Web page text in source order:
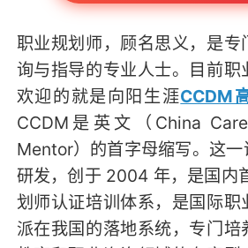
职业规划师，顾名思义，是专
询与指导的专业人士。目前职
欢迎的就是向阳生涯CCDM
CCDM是英文（China
Mentor）的首字母缩写。这
研发，创于 2004 年，是国内
划师认证培训体系，是国际职
派在我国的落地系统，专门培